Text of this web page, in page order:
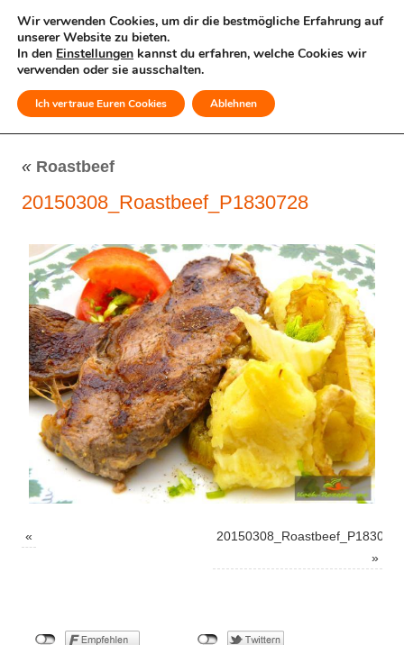
MENÜ
« Roastbeef
20150308_Roastbeef_P1830728
«
»
Wir verwenden Cookies, um dir die bestmögliche Erfahrung auf
unserer Website zu bieten.
In den Einstellungen kannst du erfahren, welche Cookies wir
verwenden oder sie ausschalten.
Ich vertraue Euren Cookies Ablehnen